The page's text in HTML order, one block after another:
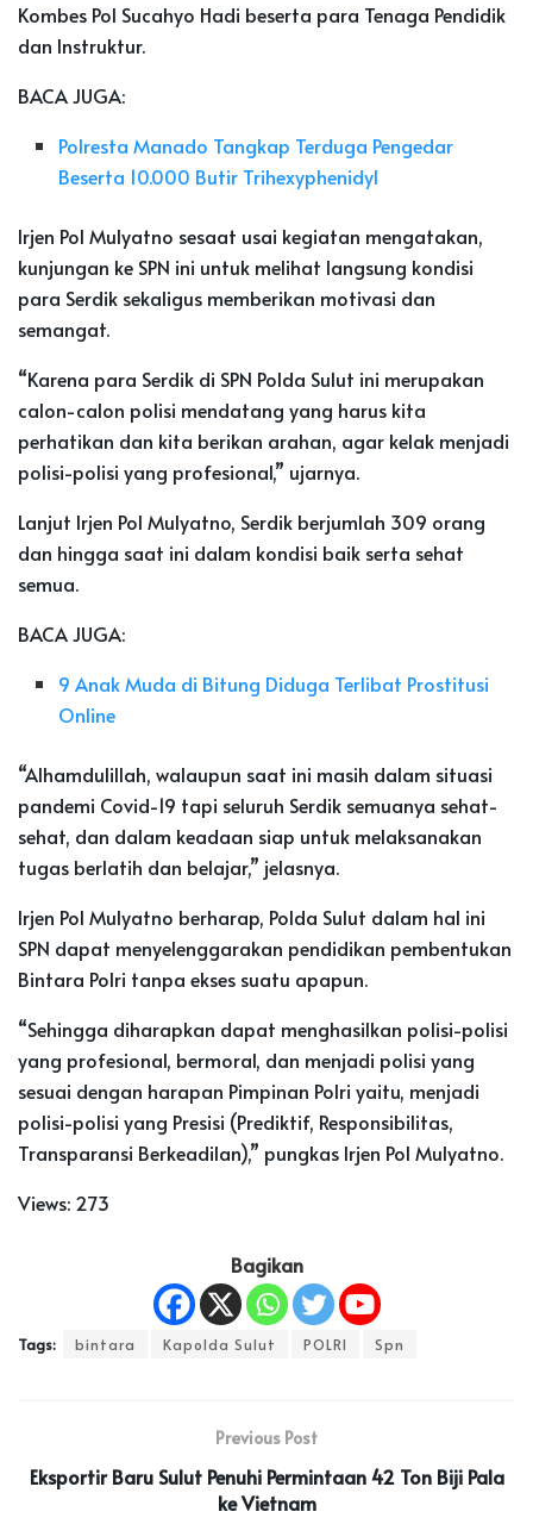
Kombes Pol Sucahyo Hadi beserta para Tenaga Pendidik
dan Instruktur.
BACA JUGA:
Polresta Manado Tangkap Terduga Pengedar
Beserta 10.000 Butir Trihexyphenidyl
Irjen Pol Mulyatno sesaat usai kegiatan mengatakan,
kunjungan ke SPN ini untuk melihat langsung kondisi
para Serdik sekaligus memberikan motivasi dan
semangat.
“Karena para Serdik di SPN Polda Sulut ini merupakan
calon-calon polisi mendatang yang harus kita
perhatikan dan kita berikan arahan, agar kelak menjadi
polisi-polisi yang profesional,” ujarnya.
Lanjut Irjen Pol Mulyatno, Serdik berjumlah 309 orang
dan hingga saat ini dalam kondisi baik serta sehat
semua.
BACA JUGA:
9 Anak Muda di Bitung Diduga Terlibat Prostitusi
Online
“Alhamdulillah, walaupun saat ini masih dalam situasi
pandemi Covid-19 tapi seluruh Serdik semuanya sehat-
sehat, dan dalam keadaan siap untuk melaksanakan
tugas berlatih dan belajar,” jelasnya.
Irjen Pol Mulyatno berharap, Polda Sulut dalam hal ini
SPN dapat menyelenggarakan pendidikan pembentukan
Bintara Polri tanpa ekses suatu apapun.
“Sehingga diharapkan dapat menghasilkan polisi-polisi
yang profesional, bermoral, dan menjadi polisi yang
sesuai dengan harapan Pimpinan Polri yaitu, menjadi
polisi-polisi yang Presisi (Prediktif, Responsibilitas,
Transparansi Berkeadilan),” pungkas Irjen Pol Mulyatno.
Views: 273
Bagikan
Tags: bintara Kapolda Sulut POLRI Spn
Previous Post
Eksportir Baru Sulut Penuhi Permintaan 42 Ton Biji Pala
ke Vietnam